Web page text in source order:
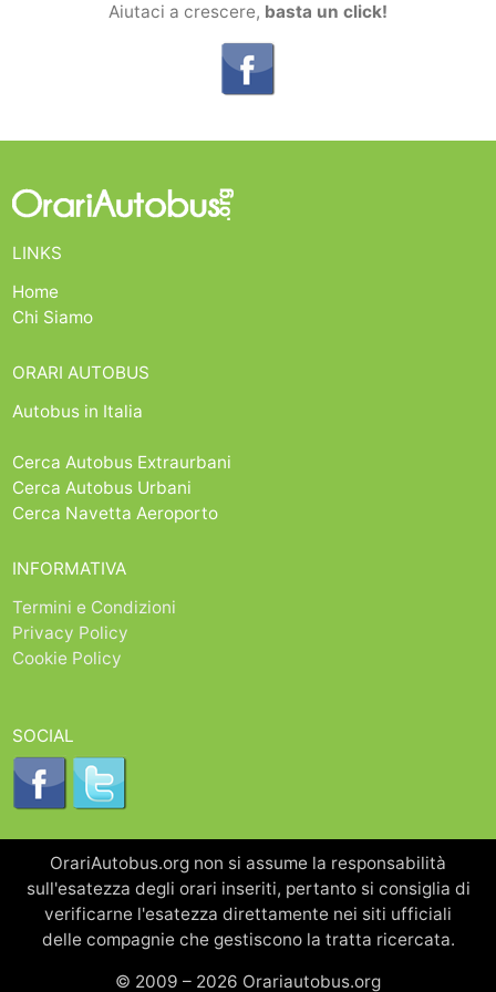
Aiutaci a crescere, basta un click!
LINKS
Home
Chi Siamo
ORARI AUTOBUS
Autobus in Italia
Cerca Autobus Extraurbani
Cerca Autobus Urbani
Cerca Navetta Aeroporto
INFORMATIVA
Termini e Condizioni
Privacy Policy
Cookie Policy
SOCIAL
OrariAutobus.org non si assume la responsabilità
sull'esatezza degli orari inseriti, pertanto si consiglia di
verificarne l'esatezza direttamente nei siti ufficiali
delle compagnie che gestiscono la tratta ricercata.
© 2009 – 2026 Orariautobus.org